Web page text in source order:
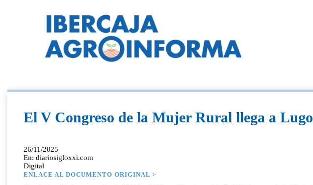
El V Congreso de la Mujer Rural llega a Lugo
26/11/2025
En: diariosigloxxi.com
Digital
ENLACE AL DOCUMENTO ORIGINAL >